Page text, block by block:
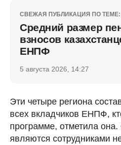
СВЕЖАЯ ПУБЛИКАЦИЯ ПО ТЕМЕ:
Средний размер
взносов
ЕНПФ
5 августа 2026, 14:27
Эти четыре региона
всех вкладчиков ЕНПФ,
программе, отметила
являются сотрудниками